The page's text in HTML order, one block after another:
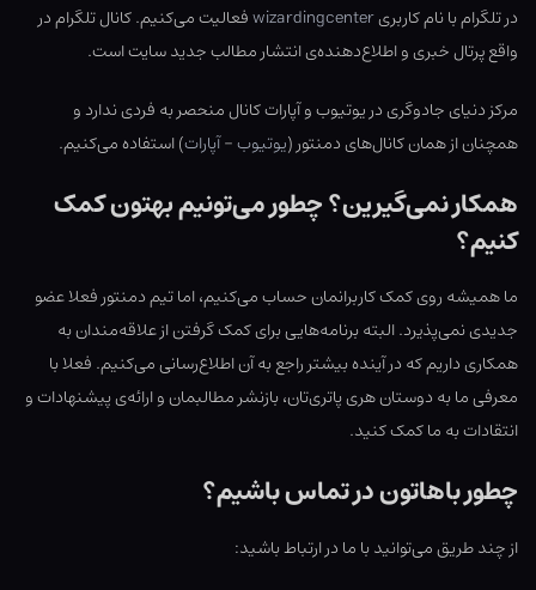
در تلگرام با نام کاربریwizardingcenterفعالیت می‌کنیم. کانال تلگرام در
واقع پرتال خبری و اطلاع‌دهنده‌ی انتشار مطالب جدید سایت است.
مرکز دنیای جادوگری در یوتیوب و آپارات کانال منحصر به فردی ندارد و
همچنان از همان کانال‌های دمنتور (یوتیوب–آپارات) استفاده می‌کنیم.
همکار نمی‌گیرین؟ چطور می‌تونیم بهتون کمک
کنیم؟
ما همیشه روی کمک کاربرانمان حساب می‌کنیم، اما تیم دمنتور فعلا عضو
جدیدی نمی‌پذیرد. البته برنامه‌هایی برای کمک گرفتن از علاقه‌مندان به
همکاری داریم که در آینده بیشتر راجع به آن اطلاع‌رسانی می‌کنیم. فعلا با
معرفی ما به دوستان هری پاتری‌تان، بازنشر مطالبمان و ارائه‌ی پیشنهادات و
انتقادات به ما کمک کنید.
چطور باهاتون در تماس باشیم؟
از چند طریق می‌توانید با ما در ارتباط باشید: